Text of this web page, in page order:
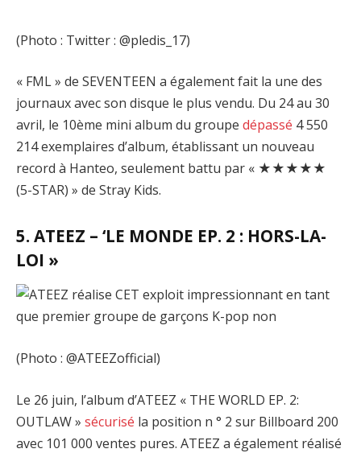
(Photo : Twitter : @pledis_17)
« FML » de SEVENTEEN a également fait la une des
journaux avec son disque le plus vendu. Du 24 au 30
avril, le 10ème mini album du groupe dépassé 4 550
214 exemplaires d’album, établissant un nouveau
record à Hanteo, seulement battu par « ★★★★★
(5-STAR) » de Stray Kids.
5. ATEEZ – ‘LE MONDE EP. 2 : HORS-LA-
LOI »
(Photo : @ATEEZofficial)
Le 26 juin, l’album d’ATEEZ « THE WORLD EP. 2:
OUTLAW » sécurisé la position n ° 2 sur Billboard 200
avec 101 000 ventes pures. ATEEZ a également réalisé